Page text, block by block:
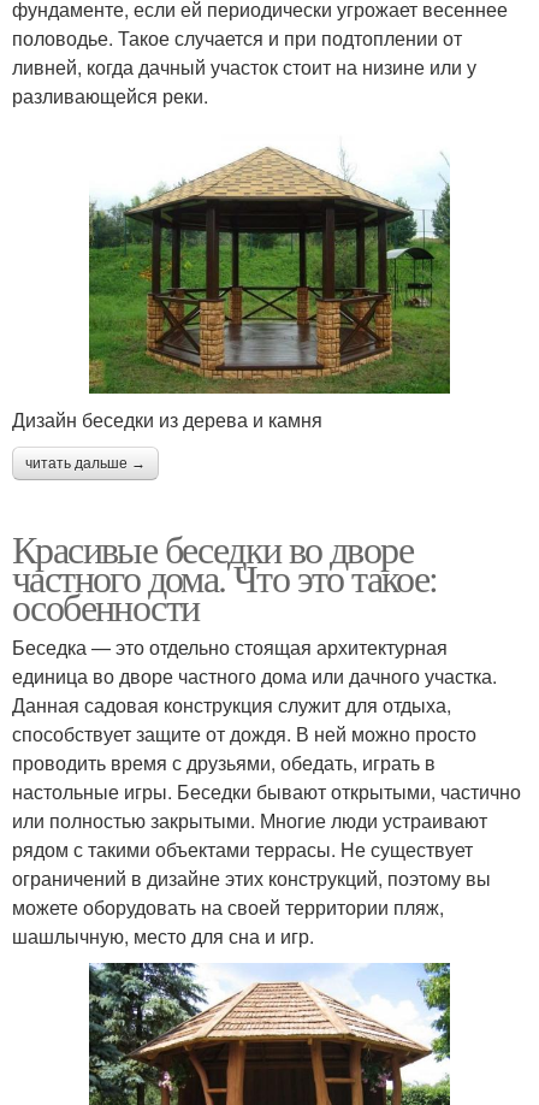
фундаменте, если ей периодически угрожает весеннее
половодье. Такое случается и при подтоплении от
ливней, когда дачный участок стоит на низине или у
разливающейся реки.
Дизайн беседки из дерева и камня
читать дальше →
Красивые беседки во дворе
частного дома. Что это такое:
особенности
Беседка — это отдельно стоящая архитектурная
единица во дворе частного дома или дачного участка.
Данная садовая конструкция служит для отдыха,
способствует защите от дождя. В ней можно просто
проводить время с друзьями, обедать, играть в
настольные игры. Беседки бывают открытыми, частично
или полностью закрытыми. Многие люди устраивают
рядом с такими объектами террасы. Не существует
ограничений в дизайне этих конструкций, поэтому вы
можете оборудовать на своей территории пляж,
шашлычную, место для сна и игр.